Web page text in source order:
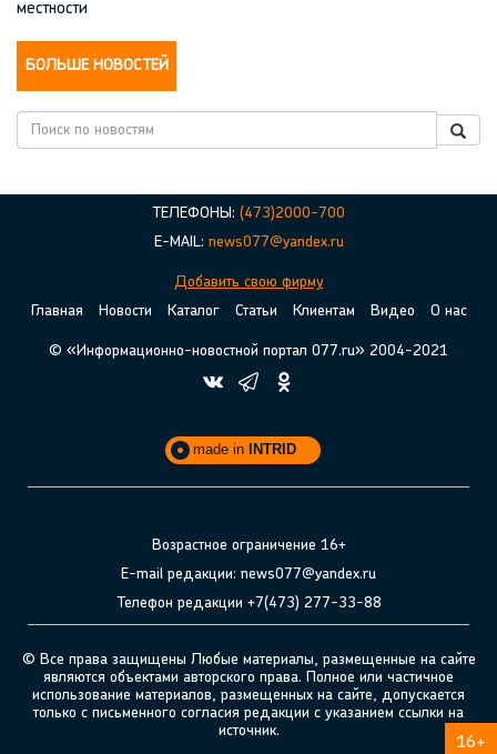
местности
БОЛЬШЕ НОВОСТЕЙ
ТЕЛЕФОНЫ: (473)2000-700
E-MAIL: news077@yandex.ru
Добавить свою фирму
Главная
Новости Каталог Статьи Клиентам Видео О нас
© «Информационно-новостной портал 077.ru» 2004-2021
made in INTRID
Возрастное ограничение 16+
E-mail редакции: news077@yandex.ru
Телефон редакции +7(473) 277-33-88
© Все права защищены Любые материалы, размещенные на сайте
являются объектами авторского права. Полное или частичное
использование материалов, размещенных на сайте, допускается
только с письменного согласия редакции с указанием ссылки на
источник.
16+